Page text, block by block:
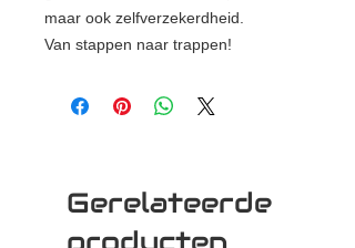
maar ook zelfverzekerdheid.
Van stappen naar trappen!
Gerelateerde